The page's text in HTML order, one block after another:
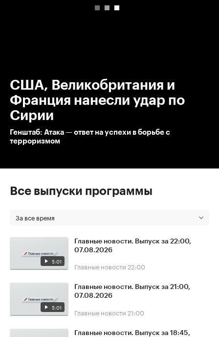
США, Великобритания и
Франция нанесли удар по
Сирии
Генштаб: Атака — ответ на успехи в борьбе с
терроризмом
Все выпуски программы
За все время
5:01
Главные новости. Выпуск за 22:00,
07.08.2026
Главные новости 22:00
5:01
Главные новости. Выпуск за 21:00,
07.08.2026
Главные новости 21:00
Главные новости. Выпуск за 18:45,